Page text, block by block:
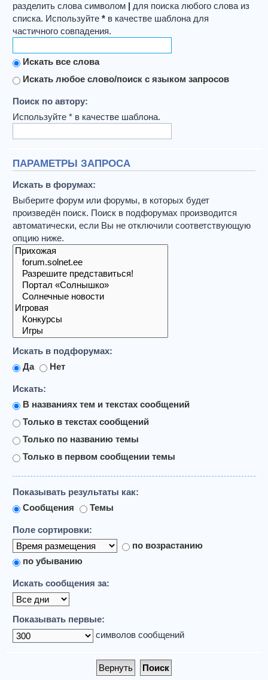
разделить слова символом | для поиска любого слова из
списка. Используйте * в качестве шаблона для
частичного совпадения.
Искать все слова
Искать любое слово/поиск с языком запросов
Поиск по автору:
Используйте * в качестве шаблона.
ПАРАМЕТРЫ ЗАПРОСА
Искать в форумах:
Выберите форум или форумы, в которых будет
произведён поиск. Поиск в подфорумах производится
автоматически, если Вы не отключили соответствующую
опцию ниже.
Искать в подфорумах:
Да
Нет
Искать:
В названиях тем и текстах сообщений
Только в текстах сообщений
Только по названию темы
Только в первом сообщении темы
Показывать результаты как:
Сообщения
Темы
Поле сортировки:
по возрастанию
по убыванию
Искать сообщения за:
Показывать первые:
символов сообщений